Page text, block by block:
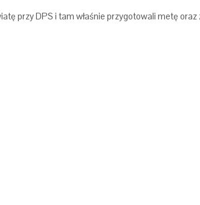
przy DPS i tam właśnie przygotowali metę